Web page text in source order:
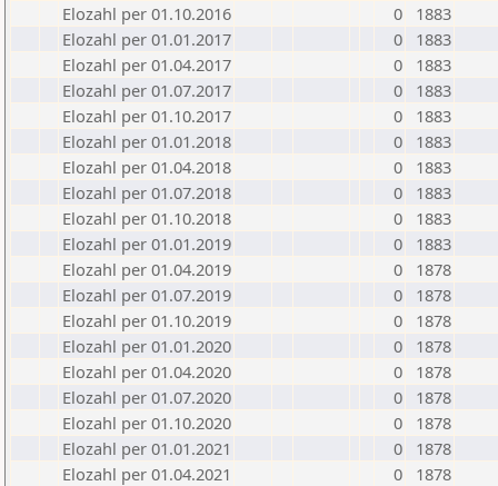
Elozahl per 01.10.2016
0
1883
Elozahl per 01.01.2017
0
1883
Elozahl per 01.04.2017
0
1883
Elozahl per 01.07.2017
0
1883
Elozahl per 01.10.2017
0
1883
Elozahl per 01.01.2018
0
1883
Elozahl per 01.04.2018
0
1883
Elozahl per 01.07.2018
0
1883
Elozahl per 01.10.2018
0
1883
Elozahl per 01.01.2019
0
1883
Elozahl per 01.04.2019
0
1878
Elozahl per 01.07.2019
0
1878
Elozahl per 01.10.2019
0
1878
Elozahl per 01.01.2020
0
1878
Elozahl per 01.04.2020
0
1878
Elozahl per 01.07.2020
0
1878
Elozahl per 01.10.2020
0
1878
Elozahl per 01.01.2021
0
1878
Elozahl per 01.04.2021
0
1878